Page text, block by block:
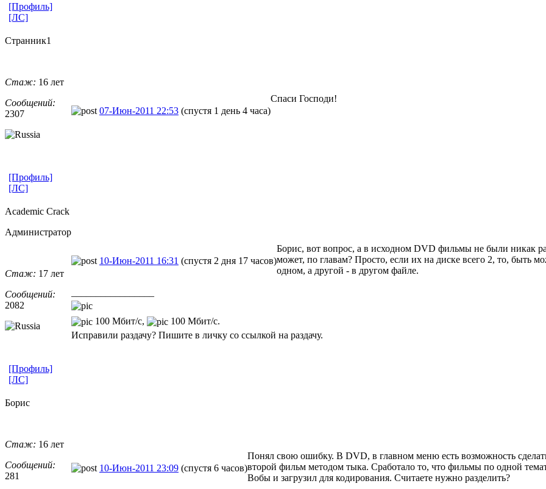
[Профиль]
[ЛС]
Странник1
Стаж: 16 лет
Сообщений:
2307
07-Июн-2011 22:53 (спустя 1 день 4 часа)
Спаси Господи!
[Профиль]
[ЛС]
Academic Crack
Администратор
Стаж: 17 лет
Сообщений:
2082
10-Июн-2011 16:31 (спустя 2 дня 17 часов)
Борис, вот вопрос, а в исходном DVD фильмы не были никак
может, по главам? Просто, если их на диске всего 2, то, быть
одном, а другой - в другом файле.
100 Мбит/с,
100 Мбит/с.
Исправили раздачу? Пишите в личку со ссылкой на раздачу.
[Профиль]
[ЛС]
Борис
Стаж: 16 лет
Сообщений:
281
10-Июн-2011 23:09 (спустя 6 часов)
Понял свою ошибку. В DVD, в главном меню есть возможность
второй фильм методом тыка. Сработало то, что фильмы по одной
Вобы и загрузил для кодирования. Считаете нужно разделить?